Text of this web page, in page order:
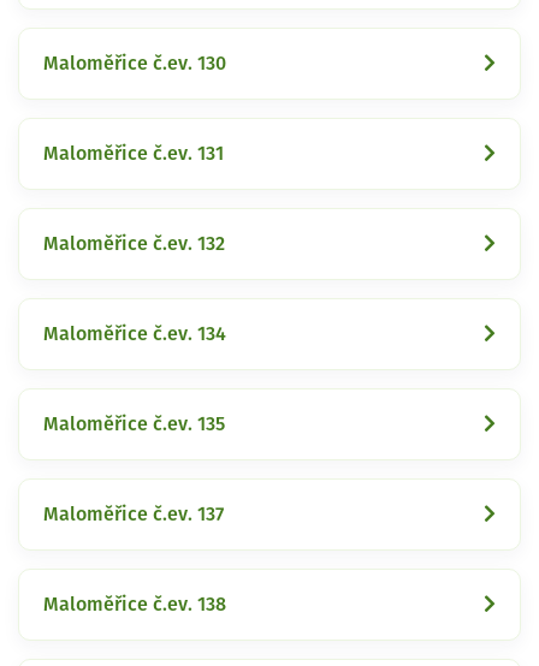
Maloměřice č.ev. 130
Maloměřice č.ev. 131
Maloměřice č.ev. 132
Maloměřice č.ev. 134
Maloměřice č.ev. 135
Maloměřice č.ev. 137
Maloměřice č.ev. 138